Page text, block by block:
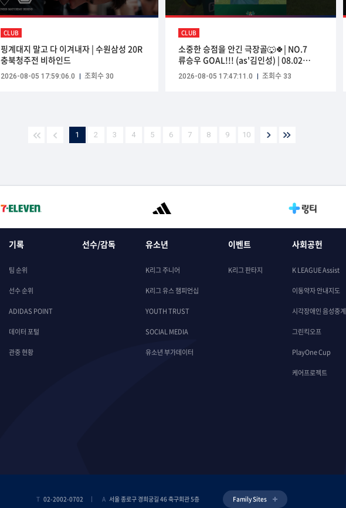
CLUB
핑계대지 말고 다 이겨내자 | 수원삼성 20R
충북청주전 비하인드
2026-08-05 17:59:06.0 조회수 30
CLUB
소중한 승점을 안긴 극장골🐺🍀| NO.7
류승우 GOAL!!! (as'김인성) | 08.02
K리그2 20R vs김해 | #안산그리너스
#ansangreeners
2026-08-05 17:47:11.0 조회수 33
1 2 3 4 5 6 7 8 9 10
기록
팀 순위
선수 순위
ADIDAS POINT
데이터 포털
관중 현황
선수/감독 유소년
K리그 주니어
K리그 유스 챔피언십
YOUTH TRUST
SOCIAL MEDIA
유소년 부가데이터
이벤트
K리그 판타지
사회공헌
K LEAGUE Assist
이동약자 안내지도
시각장애인 음성중계
그린킥오프
PlayOne Cup
케어프로젝트
T 02-2002-0702 A 서울 종로구 경희궁길 46 축구회관 5층 Family Sites